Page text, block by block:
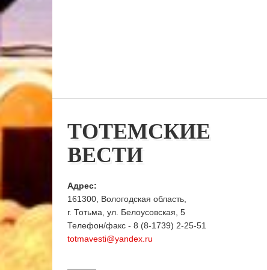
ТОТЕМСКИЕ
ВЕСТИ
Адрес:
161300, Вологодская область,
г. Тотьма, ул. Белоусовская, 5
Телефон/факс - 8 (8-1739) 2-25-51
totmavesti@yandex.ru